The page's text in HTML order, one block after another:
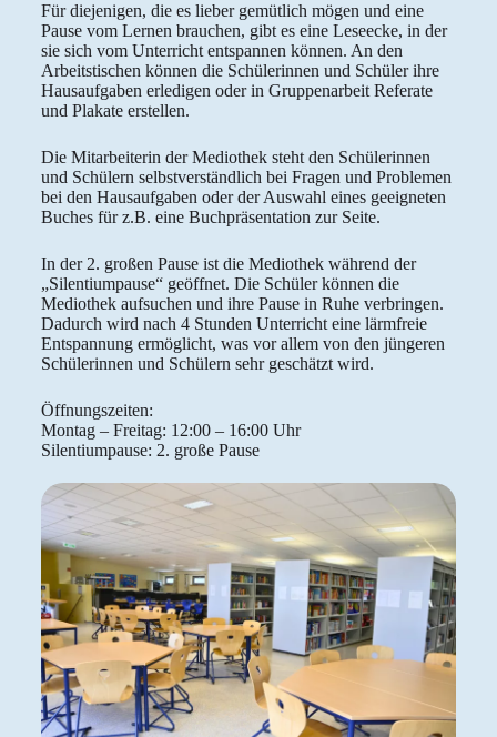
Für diejenigen, die es lieber gemütlich mögen und eine
Pause vom Lernen brauchen, gibt es eine Leseecke, in der
sie sich vom Unterricht entspannen können. An den
Arbeitstischen können die Schülerinnen und Schüler ihre
Hausaufgaben erledigen oder in Gruppenarbeit Referate
und Plakate erstellen.
Die Mitarbeiterin der Mediothek steht den Schülerinnen
und Schülern selbstverständlich bei Fragen und Problemen
bei den Hausaufgaben oder der Auswahl eines geeigneten
Buches für z.B. eine Buchpräsentation zur Seite.
In der 2. großen Pause ist die Mediothek während der
„Silentiumpause“ geöffnet. Die Schüler können die
Mediothek aufsuchen und ihre Pause in Ruhe verbringen.
Dadurch wird nach 4 Stunden Unterricht eine lärmfreie
Entspannung ermöglicht, was vor allem von den jüngeren
Schülerinnen und Schülern sehr geschätzt wird.
Öffnungszeiten:
Montag – Freitag: 12:00 – 16:00 Uhr
Silentiumpause: 2. große Pause